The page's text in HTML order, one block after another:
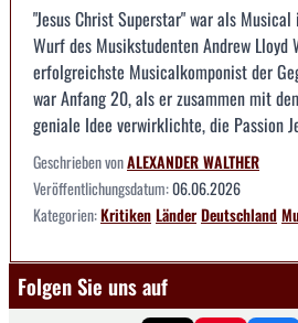
"Jesus Christ Superstar" war als
Wurf des Musikstudenten Andrew Lloyd
erfolgreichste Musicalkomponist der
war Anfang 20, als er zusammen mit
geniale Idee verwirklichte, die Passion
Geschrieben vonALEXANDER WALTHER
Veröffentlichungsdatum:06.06.2026
Kategorien:KritikenLänderDeutschland
Folgen Sie uns auf